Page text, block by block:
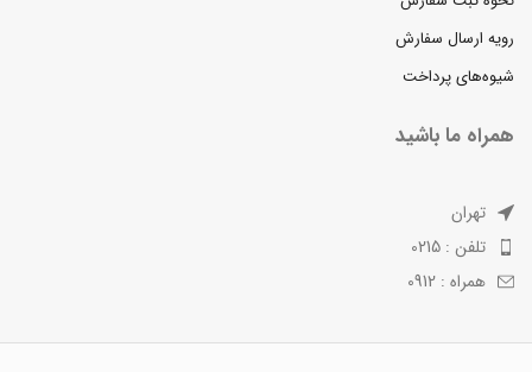
رویه ارسال سفارش
شیوه‌های پرداخت
همراه ما باشید
تهران
تلفن : 0215
همراه : 0912